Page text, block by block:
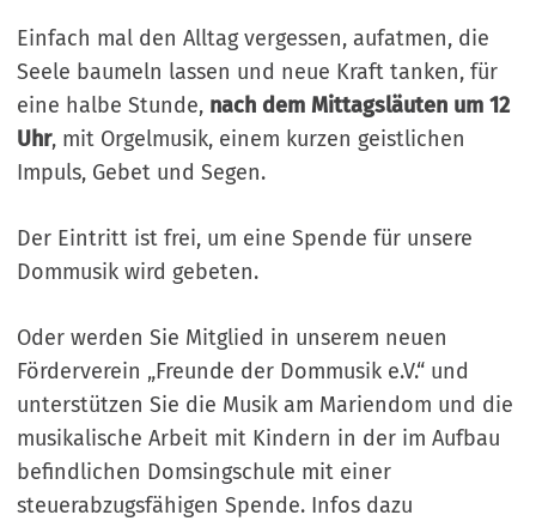
Einfach mal den Alltag vergessen, aufatmen, die
Seele baumeln lassen und neue Kraft tanken, für
eine halbe Stunde, nach dem Mittagsläuten um 12
Uhr, mit Orgelmusik, einem kurzen geistlichen
Impuls, Gebet und Segen.
Der Eintritt ist frei, um eine Spende für unsere
Dommusik wird gebeten.
Oder werden Sie Mitglied in unserem neuen
Förderverein „Freunde der Dommusik e.V.“ und
unterstützen Sie die Musik am Mariendom und die
musikalische Arbeit mit Kindern in der im Aufbau
befindlichen Domsingschule mit einer
steuerabzugsfähigen Spende. Infos dazu